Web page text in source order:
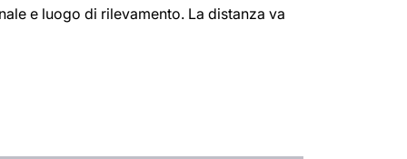
e luogo di rilevamento. La distanza va